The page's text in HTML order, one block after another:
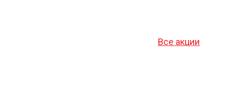
Все акции